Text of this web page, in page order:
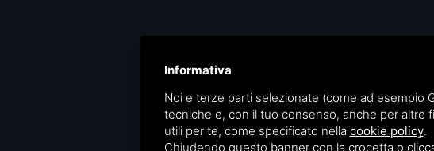
Privacy|SitemapQuesto sito è
Informativa
Noi e terze parti selezionate (come ad esempio
tecniche e, con il tuo consenso, anche per altre
utili per te, come specificato nella cookie policy.
Chiudendo questo banner con la crocetta o